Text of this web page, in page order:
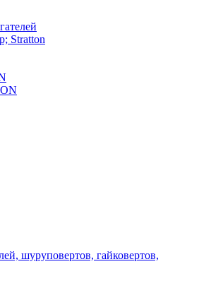
Stratton
шуруповертов, гайковертов,